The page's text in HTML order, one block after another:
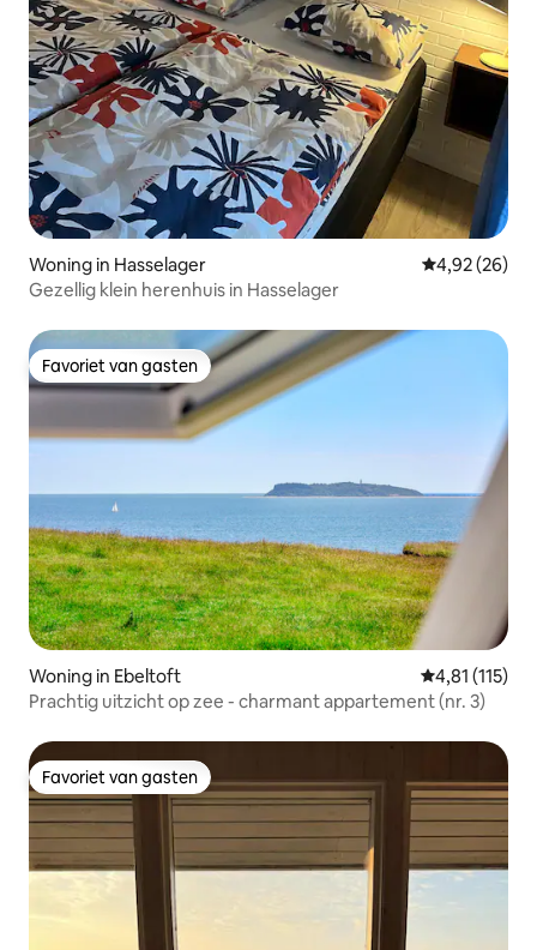
Woning in Hasselager Gemiddelde
4,92 (26)
Gezellig klein herenhuis in Hasselager
Favoriet van gasten
Favoriet van gasten
Woning in Ebeltoft Gemiddelde
4,81 (115)
Prachtig uitzicht op zee - charmant appartement (nr. 3)
Favoriet van gasten
Favoriet van gasten